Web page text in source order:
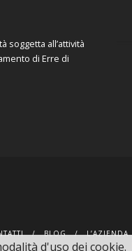
soggetta all’attività
di Erre di
BLOG L’AZIENDA
d'uso dei cookie.